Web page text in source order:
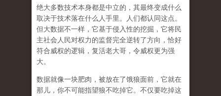
绝大多数技术本身都是中立的，其最终变成什么
取决于技术落在什么人手里。人们都认同这点。
但大数据不一样，它基于侵入性的挖掘，它将民
主社会人民对权力的监督完全逆转了方向，恰好
符合威权的逻辑，复活老大哥，令威权更为强
大。
数据就像一块肥肉，被放在了饿狼面前，它就在
那儿，你不可能指望狼不吃掉它。不仅要吃掉这